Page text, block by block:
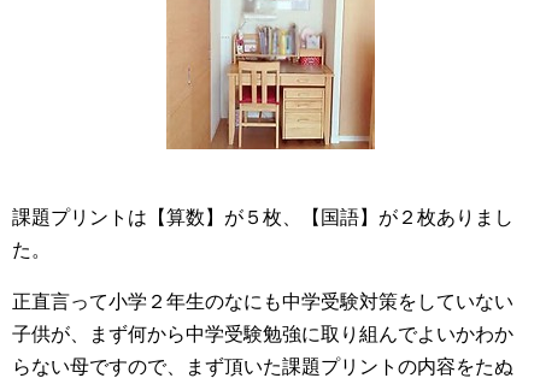
課題プリントは【算数】が５枚、【国語】が２枚ありまし
た。
正直言って小学２年生のなにも中学受験対策をしていない
子供が、まず何から中学受験勉強に取り組んでよいかわか
らない母ですので、まず頂いた課題プリントの内容をたぬ